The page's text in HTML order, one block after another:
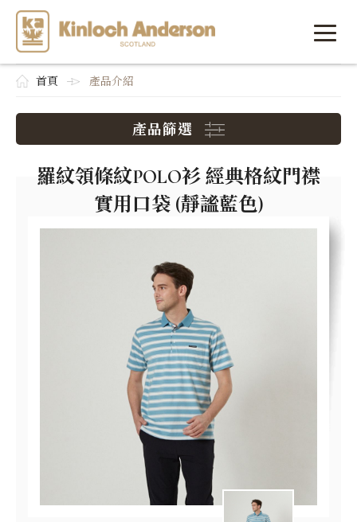
首頁 產品介紹
產品篩選
羅紋領條紋POLO衫 經典格紋門襟
實用口袋 (靜謐藍色)